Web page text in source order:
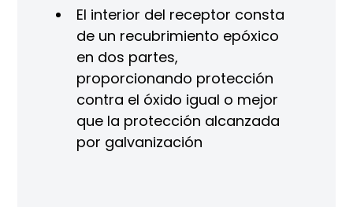
El interior del receptor consta
de un recubrimiento epóxico
en dos partes,
proporcionando protección
contra el óxido igual o mejor
que la protección alcanzada
por galvanización